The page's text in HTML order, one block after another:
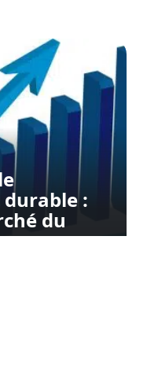
:
du